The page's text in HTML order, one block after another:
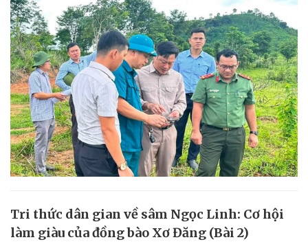
Tri thức dân gian về sâm Ngọc Linh: Cơ hội
làm giàu của đồng bào Xơ Đăng (Bài 2)